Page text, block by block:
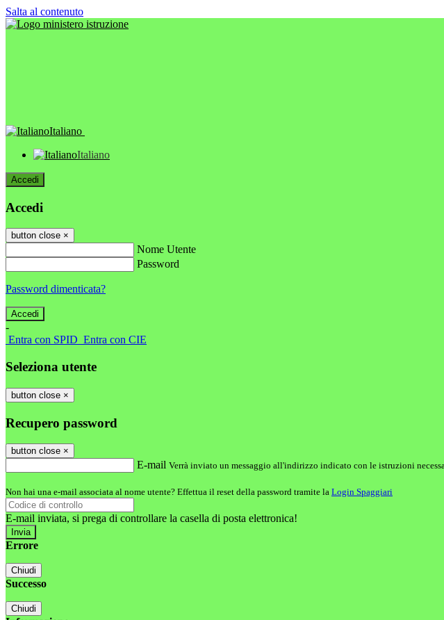
Salta al contenuto
Italiano
Italiano
Accedi
Accedi
button close ×
Nome Utente
Password
Password dimenticata?
-
Entra con SPID Entra con CIE
Seleziona utente
button close ×
Recupero password
button close ×
E-mail Verrà inviato un messaggio all'indirizzo indicato con le istruzioni
Non hai una e-mail associata al nome utente? Effettua il reset della password tramite la Login Spaggiari
E-mail inviata, si prega di controllare la casella di posta elettronica!
Errore
Chiudi
Successo
Chiudi